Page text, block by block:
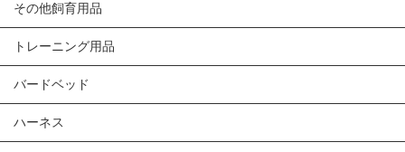
その他飼育用品
トレーニング用品
バードベッド
ハーネス